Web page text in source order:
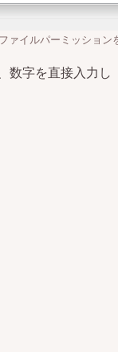
ァイルパーミッション
数字を直接入力し